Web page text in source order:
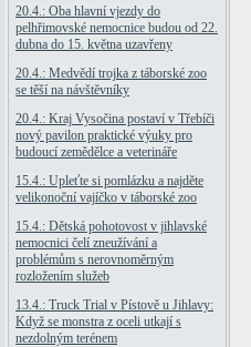
20.4.: Oba hlavní vjezdy do
pelhřimovské nemocnice budou od 22.
dubna do 15. května uzavřeny
20.4.: Medvědí trojka z táborské zoo
se těší na návštěvníky
20.4.: Kraj Vysočina postaví v Třebíči
nový pavilon praktické výuky pro
budoucí zemědělce a veterináře
15.4.: Upleťte si pomlázku a najděte
velikonoční vajíčko v táborské zoo
15.4.: Dětská pohotovost v jihlavské
nemocnici čelí zneužívání a
problémům s nerovnoměrným
rozložením služeb
13.4.: Truck Trial v Pístově u Jihlavy:
Když se monstra z oceli utkají s
nezdolným terénem